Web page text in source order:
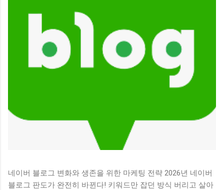
네이버 블로그 변화와 생존을 위한 마케팅 전략 2026년 네이버
블로그 판도가 완전히 바뀐다! 키워드만 잡던 방식 버리고 살아